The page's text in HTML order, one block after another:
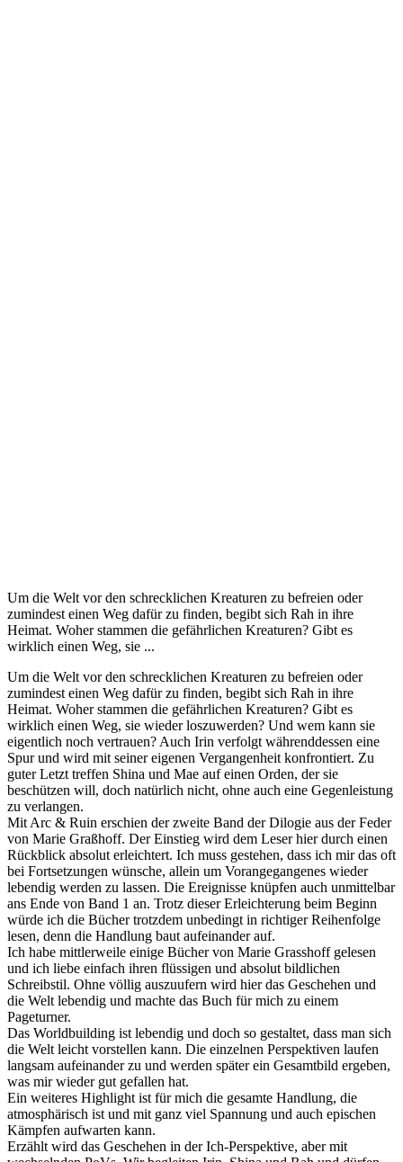
Um die Welt vor den schrecklichen Kreaturen zu befreien oder
zumindest einen Weg dafür zu finden, begibt sich Rah in ihre
Heimat. Woher stammen die gefährlichen Kreaturen? Gibt es
wirklich einen Weg, sie ...
Um die Welt vor den schrecklichen Kreaturen zu befreien oder
zumindest einen Weg dafür zu finden, begibt sich Rah in ihre
Heimat. Woher stammen die gefährlichen Kreaturen? Gibt es
wirklich einen Weg, sie wieder loszuwerden? Und wem kann sie
eigentlich noch vertrauen? Auch Irin verfolgt währenddessen eine
Spur und wird mit seiner eigenen Vergangenheit konfrontiert. Zu
guter Letzt treffen Shina und Mae auf einen Orden, der sie
beschützen will, doch natürlich nicht, ohne auch eine Gegenleistung
zu verlangen.
Mit Arc & Ruin erschien der zweite Band der Dilogie aus der Feder
von Marie Graßhoff. Der Einstieg wird dem Leser hier durch einen
Rückblick absolut erleichtert. Ich muss gestehen, dass ich mir das oft
bei Fortsetzungen wünsche, allein um Vorangegangenes wieder
lebendig werden zu lassen. Die Ereignisse knüpfen auch unmittelbar
ans Ende von Band 1 an. Trotz dieser Erleichterung beim Beginn
würde ich die Bücher trotzdem unbedingt in richtiger Reihenfolge
lesen, denn die Handlung baut aufeinander auf.
Ich habe mittlerweile einige Bücher von Marie Grasshoff gelesen
und ich liebe einfach ihren flüssigen und absolut bildlichen
Schreibstil. Ohne völlig auszuufern wird hier das Geschehen und
die Welt lebendig und machte das Buch für mich zu einem
Pageturner.
Das Worldbuilding ist lebendig und doch so gestaltet, dass man sich
die Welt leicht vorstellen kann. Die einzelnen Perspektiven laufen
langsam aufeinander zu und werden später ein Gesamtbild ergeben,
was mir wieder gut gefallen hat.
Ein weiteres Highlight ist für mich die gesamte Handlung, die
atmosphärisch ist und mit ganz viel Spannung und auch epischen
Kämpfen aufwarten kann.
Erzählt wird das Geschehen in der Ich-Perspektive, aber mit